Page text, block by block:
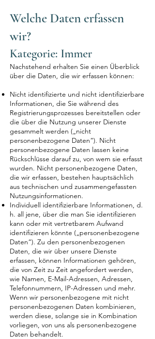
Welche Daten erfassen
wir?
Kategorie: Immer
Nachstehend erhalten Sie einen Überblick
über die Daten, die wir erfassen können:
Nicht identifizierte und nicht identifizierbare
Informationen, die Sie während des
Registrierungsprozesses bereitstellen oder
die über die Nutzung unserer Dienste
gesammelt werden („nicht
personenbezogene Daten“). Nicht
personenbezogene Daten lassen keine
Rückschlüsse darauf zu, von wem sie erfasst
wurden. Nicht personenbezogene Daten,
die wir erfassen, bestehen hauptsächlich
aus technischen und zusammengefassten
Nutzungsinformationen.
Individuell identifizierbare Informationen, d.
h. all jene, über die man Sie identifizieren
kann oder mit vertretbarem Aufwand
identifizieren könnte („personenbezogene
Daten“). Zu den personenbezogenen
Daten, die wir über unsere Dienste
erfassen, können Informationen gehören,
die von Zeit zu Zeit angefordert werden,
wie Namen, E-Mail-Adressen, Adressen,
Telefonnummern, IP-Adressen und mehr.
Wenn wir personenbezogene mit nicht
personenbezogenen Daten kombinieren,
werden diese, solange sie in Kombination
vorliegen, von uns als personenbezogene
Daten behandelt.